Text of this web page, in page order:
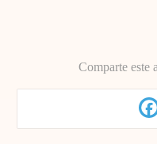
Comparte este